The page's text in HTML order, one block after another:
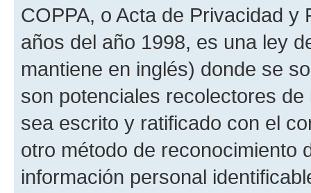
COPPA, o Acta de Privacidad
años del año 1998, es una ley
mantiene en inglés) donde se
son potenciales recolectores
sea escrito y ratificado con el
otro método de reconocimiento
información personal